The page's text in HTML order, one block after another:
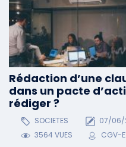
Rédaction d’une
dans un pacte
rédiger ?
SOCIETES 07/06/
3564 VUES
CGV-